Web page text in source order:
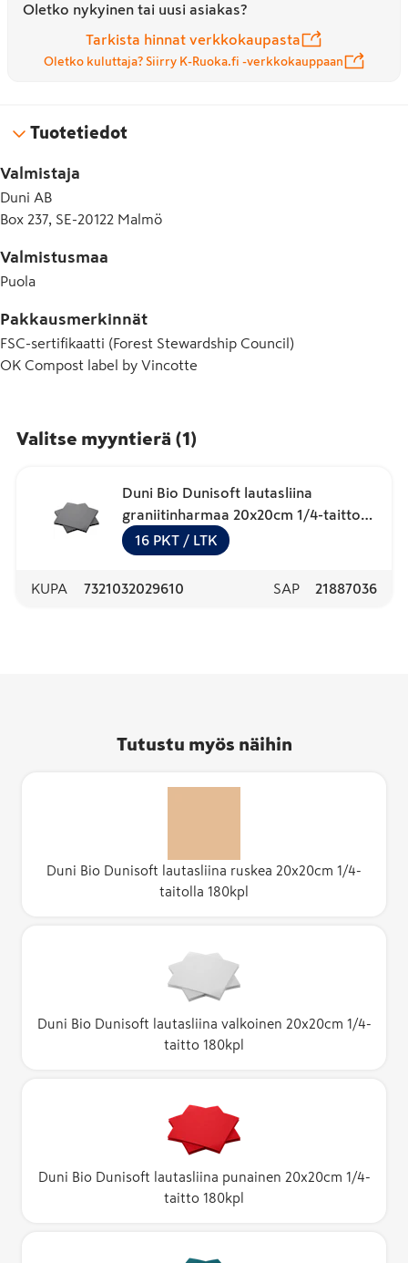
Oletko nykyinen tai uusi asiakas?
Tarkista hinnat verkkokaupasta
Oletko kuluttaja? Siirry K-Ruoka.fi -verkkokauppaan
Tuotetiedot
Valmistaja
Duni AB
Box 237, SE-20122 Malmö
Valmistusmaa
Puola
Pakkausmerkinnät
FSC-sertifikaatti (Forest Stewardship Council)
OK Compost label by Vincotte
Valitse myyntierä (1)
Duni Bio Dunisoft lautasliina
graniitinharmaa 20x20cm 1/4-taitto
180kpl
16 PKT / LTK
KUPA 7321032029610 SAP 21887036
Tutustu myös näihin
Duni Bio Dunisoft lautasliina ruskea 20x20cm 1/4-
taitolla 180kpl
Duni Bio Dunisoft lautasliina valkoinen 20x20cm 1/4-
taitto 180kpl
Duni Bio Dunisoft lautasliina punainen 20x20cm 1/4-
taitto 180kpl